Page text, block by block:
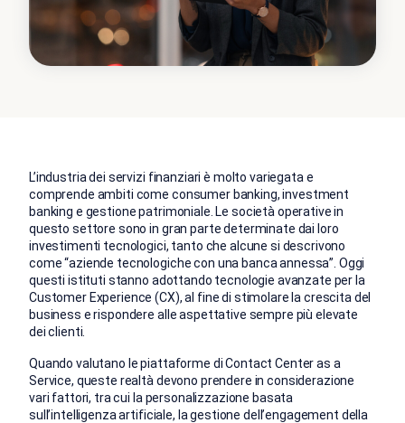
L’industria dei servizi finanziari è molto variegata e
comprende ambiti come consumer banking, investment
banking e gestione patrimoniale. Le società operative in
questo settore sono in gran parte determinate dai loro
investimenti tecnologici, tanto che alcune si descrivono
come “aziende tecnologiche con una banca annessa”. Oggi
questi istituti stanno adottando tecnologie avanzate per la
Customer Experience (CX), al fine di stimolare la crescita del
business e rispondere alle aspettative sempre più elevate
dei clienti.
Quando valutano le piattaforme di Contact Center as a
Service, queste realtà devono prendere in considerazione
vari fattori, tra cui la personalizzazione basata
sull’intelligenza artificiale, la gestione dell’engagement della